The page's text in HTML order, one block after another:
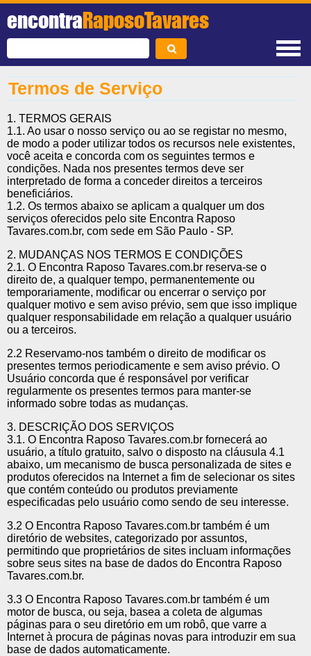
encontraRaposoTavares
Termos de Serviço
1. TERMOS GERAIS
1.1. Ao usar o nosso serviço ou ao se registar no mesmo,
de modo a poder utilizar todos os recursos nele existentes,
você aceita e concorda com os seguintes termos e
condições. Nada nos presentes termos deve ser
interpretado de forma a conceder direitos a terceiros
beneficiários.
1.2. Os termos abaixo se aplicam a qualquer um dos
serviços oferecidos pelo site Encontra Raposo
Tavares.com.br, com sede em São Paulo - SP.
2. MUDANÇAS NOS TERMOS E CONDIÇÕES
2.1. O Encontra Raposo Tavares.com.br reserva-se o
direito de, a qualquer tempo, permanentemente ou
temporariamente, modificar ou encerrar o serviço por
qualquer motivo e sem aviso prévio, sem que isso implique
qualquer responsabilidade em relação a qualquer usuário
ou a terceiros.
2.2 Reservamo-nos também o direito de modificar os
presentes termos periodicamente e sem aviso prévio. O
Usuário concorda que é responsável por verificar
regularmente os presentes termos para manter-se
informado sobre todas as mudanças.
3. DESCRIÇÃO DOS SERVIÇOS
3.1. O Encontra Raposo Tavares.com.br fornecerá ao
usuário, a título gratuito, salvo o disposto na cláusula 4.1
abaixo, um mecanismo de busca personalizada de sites e
produtos oferecidos na Internet a fim de selecionar os sites
que contém conteúdo ou produtos previamente
especificadas pelo usuário como sendo de seu interesse.
3.2 O Encontra Raposo Tavares.com.br também é um
diretório de websites, categorizado por assuntos,
permitindo que proprietários de sites incluam informações
sobre seus sites na base de dados do Encontra Raposo
Tavares.com.br.
3.3 O Encontra Raposo Tavares.com.br também é um
motor de busca, ou seja, basea a coleta de algumas
páginas para o seu diretório em um robô, que varre a
Internet à procura de páginas novas para introduzir em sua
base de dados automaticamente.